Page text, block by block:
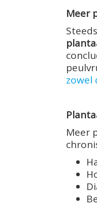
Meer
zowel
Meer